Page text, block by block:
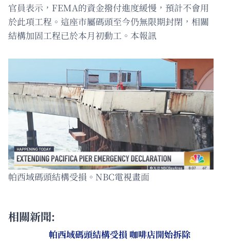
官員表示，FEMA的資金撥付進度緩慢，預計不會用
於此項工程。這座市屬碼頭至今仍無限期封閉，相關
結構加固工程已於本月初動工。本報訊
帕西域碼頭結構受損。NBC電視畫面
相關新聞:
帕西域碼頭結構受損 咖啡店開始拆除